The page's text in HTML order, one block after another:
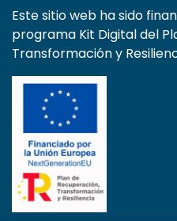
Este sitio web ha sido
programa Kit Digital del
Transformación y